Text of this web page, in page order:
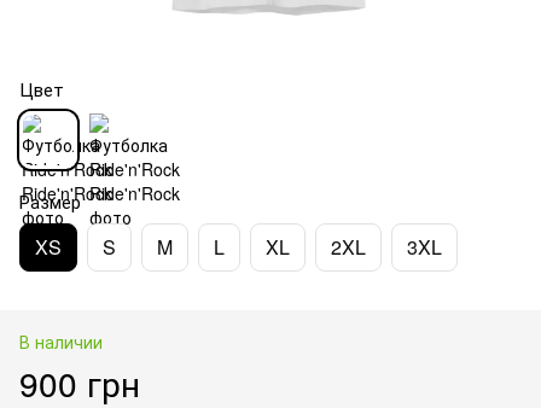
Цвет
Размер
XS S M L XL 2XL 3XL
В наличии
900 грн